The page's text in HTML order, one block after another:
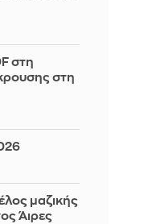
στη
στη
μαζικής
Άιρες